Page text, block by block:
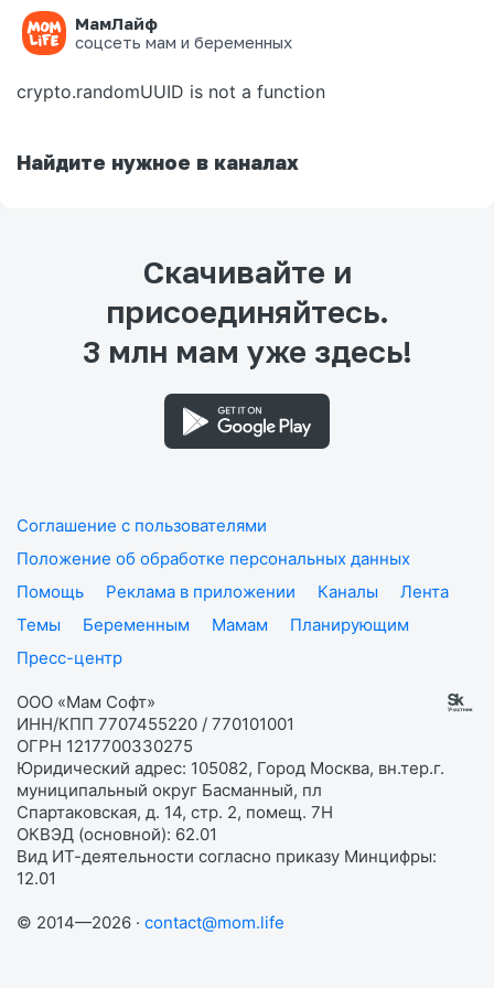
МамЛайф
соцсеть мам и беременных
Ошибка на странице
crypto.randomUUID is not a function
Найдите нужное в каналах
Скачивайте и
присоединяйтесь.
3 млн мам уже здесь!
Соглашение с пользователями
Положение об обработке персональных данных
Помощь
Реклама в приложении Каналы
Лента
Темы
Беременным Мамам
Планирующим
Пресс-центр
ООО «Мам Софт»
ИНН/КПП 7707455220 / 770101001
ОГРН 1217700330275
Юридический адрес: 105082, Город Москва, вн.тер.г.
муниципальный округ Басманный, пл
Спартаковская, д. 14, стр. 2, помещ. 7Н
ОКВЭД (основной): 62.01
Вид ИТ-деятельности согласно приказу Минцифры:
12.01
© 2014—2026 · contact@mom.life